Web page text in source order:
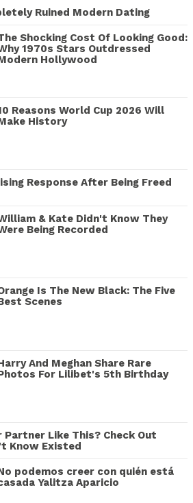
Ruined Modern Dating
Shocking Cost Of Looking Good:
1970s Stars Outdressed
Hollywood
Reasons World Cup 2026 Will
History
Response After Being Freed
& Kate Didn't Know They
Being Recorded
Is The New Black: The Five
Scenes
And Meghan Share Rare
For Lilibet's 5th Birthday
Partner Like This? Check Out
Know Existed
podemos creer con quién está
Yalitza Aparicio